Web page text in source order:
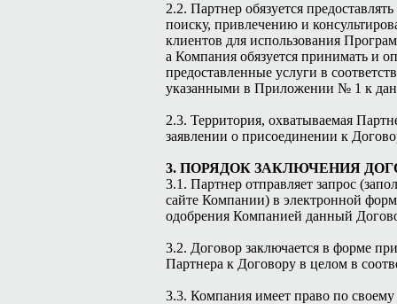
2.2. Партнер обязуется
поиску, привлечению и
клиентов для использования
а Компания обязуется принимать и
предоставленные услуги в
указанными в Приложении № 1 к
2.3. Территория, охватываемая
заявлении о присоединении к
3. ПОРЯДОК ЗАКЛЮЧЕНИЯ
3.1. Партнер отправляет запрос
сайте Компании) в электронной
одобрения Компанией данный
3.2. Договор заключается в форме
Партнера к Договору в целом в
3.3. Компания имеет право по